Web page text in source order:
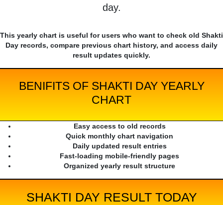
day.
This yearly chart is useful for users who want to check old Shakti
Day records, compare previous chart history, and access daily
result updates quickly.
BENIFITS OF SHAKTI DAY YEARLY
CHART
Easy access to old records
Quick monthly chart navigation
Daily updated result entries
Fast-loading mobile-friendly pages
Organized yearly result structure
SHAKTI DAY RESULT TODAY